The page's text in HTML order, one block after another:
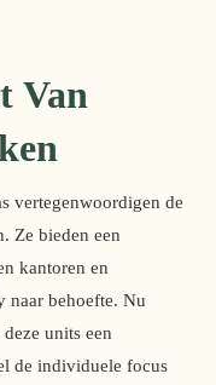
Van
Ze bieden een
kantoren en
naar behoefte. Nu
units een
de individuele focus